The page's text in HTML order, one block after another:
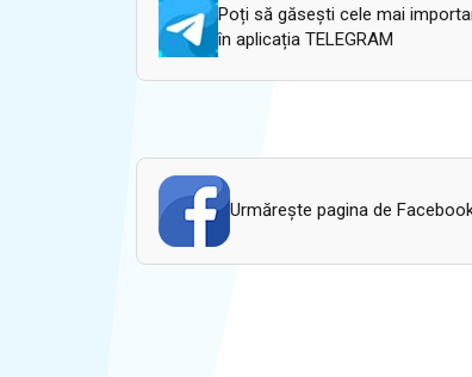
Poți să găsești cele mai
în aplicația TELEGRAM
Urmăreşte pagina de